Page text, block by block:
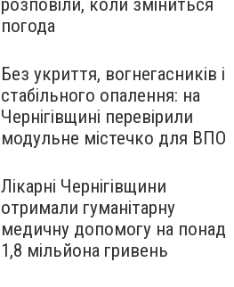
розповіли, коли зміниться
погода
Без укриття, вогнегасників і
стабільного опалення: на
Чернігівщині перевірили
модульне містечко для ВПО
Лікарні Чернігівщини
отримали гуманітарну
медичну допомогу на понад
1,8 мільйона гривень